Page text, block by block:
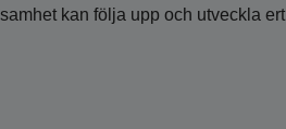
kan följa upp och utveckla ert